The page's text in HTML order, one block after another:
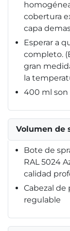
cobertura
capa
Esperar a
completo.
gran
la
400 ml son
Volumen de
Bote de
RAL 5024
calidad
Cabezal de
regulable